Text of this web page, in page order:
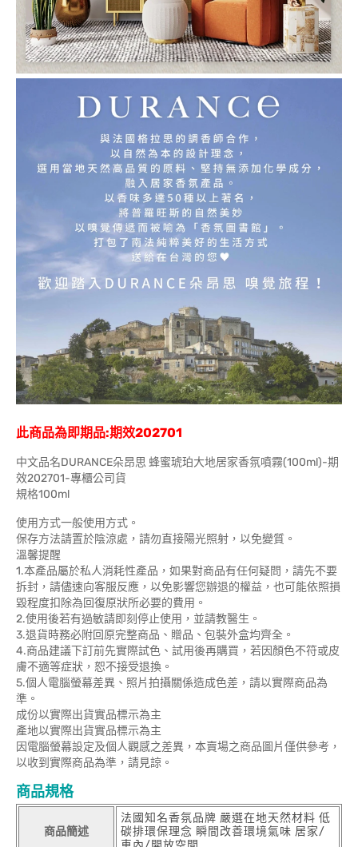
此商品為即期品:期效202701
中文品名DURANCE朵昂思 蜂蜜琥珀大地居家香氛噴霧(100ml)-期
效202701-專櫃公司貨
規格100ml
使用方式一般使用方式。
保存方法請置於陰涼處，請勿直接陽光照射，以免變質。
溫馨提醒
1.本產品屬於私人消耗性產品，如果對商品有任何疑問，請先不要
拆封，請儘速向客服反應，以免影響您辦退的權益，也可能依照損
毀程度扣除為回復原狀所必要的費用。
2.使用後若有過敏請即刻停止使用，並請教醫生。
3.退貨時務必附回原完整商品、贈品、包裝外盒均齊全。
4.商品建議下訂前先實際試色、試用後再購買，若因顏色不符或皮
膚不適等症狀，恕不接受退換。
5.個人電腦螢幕差異、照片拍攝關係造成色差，請以實際商品為
準。
成份以實際出貨實品標示為主
產地以實際出貨實品標示為主
因電腦螢幕設定及個人觀感之差異，本賣場之商品圖片僅供參考，
以收到實際商品為準，請見諒。
商品規格
商品簡述
法國知名香氛品牌 嚴選在地天然材料 低
碳排環保理念 瞬間改善環境氣味 居家/